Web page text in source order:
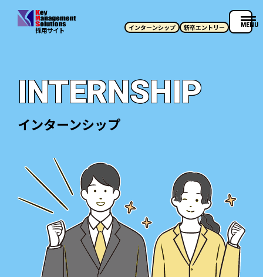
採用サイト インターンシップ 新卒エントリー MENU
INTERNSHIP
インターンシップ